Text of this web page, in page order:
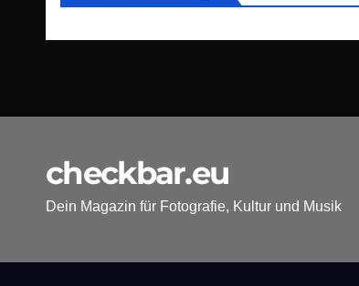
checkbar.eu
Dein Magazin für Fotografie, Kultur und Musik